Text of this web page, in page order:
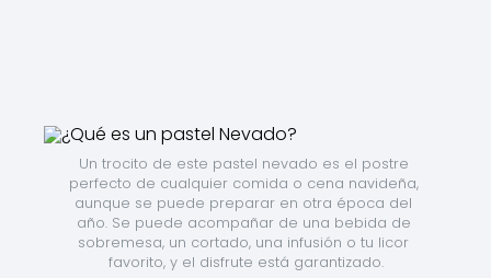
Un trocito de este pastel nevado es el postre
perfecto de cualquier comida o cena navideña,
aunque se puede preparar en otra época del
año. Se puede acompañar de una bebida de
sobremesa, un cortado, una infusión o tu licor
favorito, y el disfrute está garantizado.